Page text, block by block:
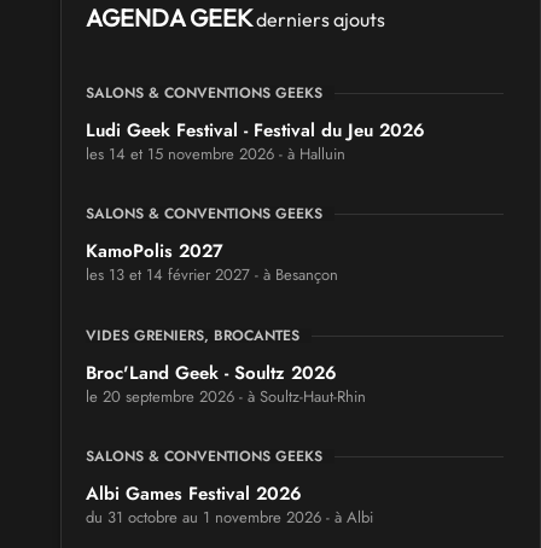
AGENDA GEEKderniers ajouts
SALONS & CONVENTIONS GEEKS
Ludi Geek Festival - Festival du Jeu 2026
les 14 et 15 novembre 2026 - à Halluin
SALONS & CONVENTIONS GEEKS
KamoPolis 2027
les 13 et 14 février 2027 - à Besançon
VIDES GRENIERS, BROCANTES
Broc'Land Geek - Soultz 2026
le 20 septembre 2026 - à Soultz-Haut-Rhin
SALONS & CONVENTIONS GEEKS
Albi Games Festival 2026
du 31 octobre au 1 novembre 2026 - à Albi